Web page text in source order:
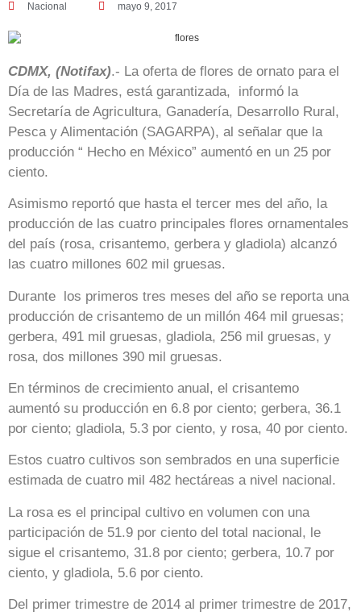
Nacional mayo 9, 2017
CDMX, (Notifax).- La oferta de flores de ornato para el
Día de las Madres, está garantizada, informó la
Secretaría de Agricultura, Ganadería, Desarrollo Rural,
Pesca y Alimentación (SAGARPA), al señalar que la
producción “ Hecho en México” aumentó en un 25 por
ciento.
Asimismo reportó que hasta el tercer mes del año, la
producción de las cuatro principales flores ornamentales
del país (rosa, crisantemo, gerbera y gladiola) alcanzó
las cuatro millones 602 mil gruesas.
Durante los primeros tres meses del año se reporta una
producción de crisantemo de un millón 464 mil gruesas;
gerbera, 491 mil gruesas, gladiola, 256 mil gruesas, y
rosa, dos millones 390 mil gruesas.
En términos de crecimiento anual, el crisantemo
aumentó su producción en 6.8 por ciento; gerbera, 36.1
por ciento; gladiola, 5.3 por ciento, y rosa, 40 por ciento.
Estos cuatro cultivos son sembrados en una superficie
estimada de cuatro mil 482 hectáreas a nivel nacional.
La rosa es el principal cultivo en volumen con una
participación de 51.9 por ciento del total nacional, le
sigue el crisantemo, 31.8 por ciento; gerbera, 10.7 por
ciento, y gladiola, 5.6 por ciento.
Del primer trimestre de 2014 al primer trimestre de 2017,